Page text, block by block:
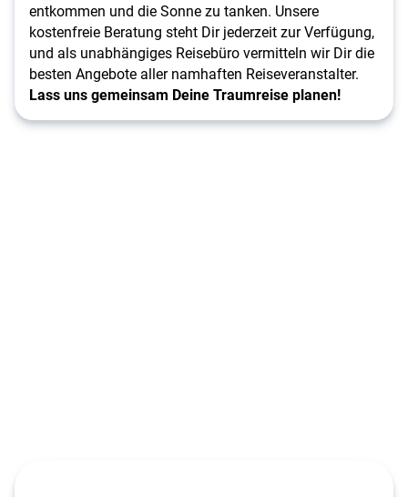
entkommen und die Sonne zu tanken. Unsere
kostenfreie Beratung steht Dir jederzeit zur Verfügung,
und als unabhängiges Reisebüro vermitteln wir Dir die
besten Angebote aller namhaften Reiseveranstalter.
Lass uns gemeinsam Deine Traumreise planen!